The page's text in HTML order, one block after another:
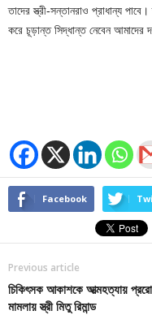
তাদের স্ত্রী-সন্তানরাও প্রাধান্য
করে চূড়ান্ত সিদ্ধান্ত নেবেন আমাদের
Facebook
Previous article
চিকিৎসক আকাশকে আত্মহত্যায়
মামলায় স্ত্রী মিতু রিমান্ড